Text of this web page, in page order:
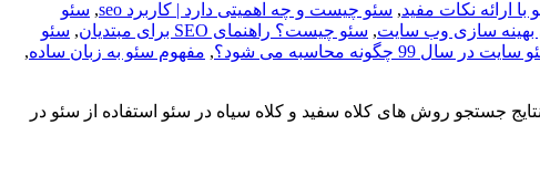
ارائه نکات مفید, سئو چیست و چه اهمیتی دارد | کاربرد seo , سئو
بهینه سازی وب سایت, سئو چیست؟ راهنمای SEO برای مبتدیان , سئو
99 چگونه محاسبه می شود؟ , مفهوم سئو به زبان ساده,
جستجو روش های کلاه سفید و کلاه سیاه در سئو استفاده از سئو در